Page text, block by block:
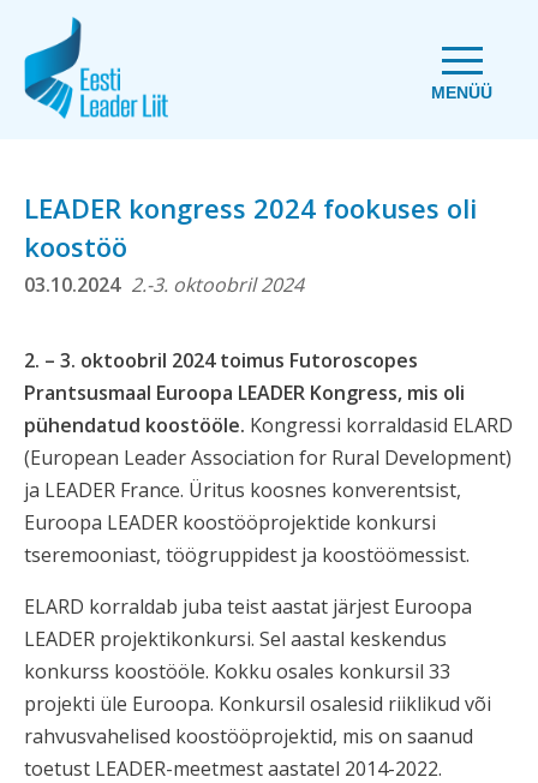
MENÜÜ
LEADER kongress 2024 fookuses oli
koostöö
03.10.2024 2.-3. oktoobril 2024
2. – 3. oktoobril 2024 toimus Futoroscopes
Prantsusmaal Euroopa LEADER Kongress, mis oli
pühendatud koostööle. Kongressi korraldasid ELARD
(European Leader Association for Rural Development)
ja LEADER France. Üritus koosnes konverentsist,
Euroopa LEADER koostööprojektide konkursi
tseremooniast, töögruppidest ja koostöömessist.
ELARD korraldab juba teist aastat järjest Euroopa
LEADER projektikonkursi. Sel aastal keskendus
konkurss koostööle. Kokku osales konkursil 33
projekti üle Euroopa. Konkursil osalesid riiklikud või
rahvusvahelised koostööprojektid, mis on saanud
toetust LEADER-meetmest aastatel 2014-2022.